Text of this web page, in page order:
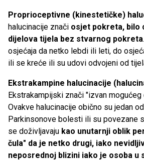
Proprioceptivne (kinestetičke)
halucinacije znači osjet pokreta, bilo
dijelova tijela bez stvarnog pokreta
osjećaja da netko lebdi ili leti, do
ili se kreće ili su udovi odvojeni od
Ekstrakampine halucinacije
Ekstrakampijski znači "izvan mogućeg
Ovakve halucinacije obično su jedan
Parkinsonove bolesti ili su povezane
se doživljavaju kao unutarnji oblik
čula" da je netko drugi, iako
neposrednoj blizini iako je osoba u